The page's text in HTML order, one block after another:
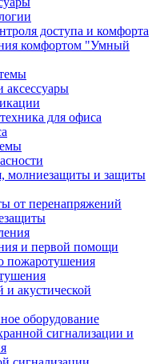
доступа и комфорта
комфортом "Умный
аксессуары
для офиса
молниезащиты и защиты
от перенапряжений
и первой помощи
пожаротушения
и акустической
оборудование
сигнализации и